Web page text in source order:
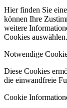
Hier finden Sie
können Ihre
weitere
Cookies auswählen.
Notwendige
Diese Cookies
die einwandfreie
Cookie